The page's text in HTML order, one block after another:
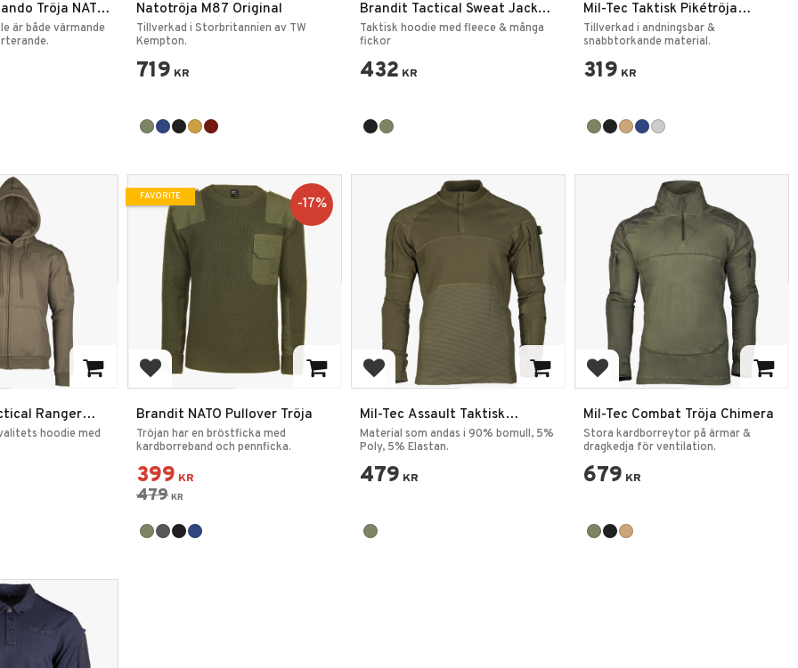
Tröja NATO
är både värmande
Natotröja M87 Original
Tillverkad i Storbritannien av TW
Kempton.
719 KR
Brandit Tactical Sweat Jacket
Fleecefodrad med hoodie
Taktisk hoodie med fleece & många
fickor
432 KR
Mil-Tec Taktisk Pikétröja
Quickdry
Tillverkad i andningsbar &
snabbtorkande material.
319 KR
Ranger
hoodie med
Add to favorites
Brandit NATO Pullover Tröja
Tröjan har en bröstficka med
kardborreband och pennficka.
399 KR
479 KR
17%
FAVORITE
Add to favorites
Mil-Tec Assault Taktisk
Fälttröja
Material som andas i 90% bomull, 5%
Poly, 5% Elastan.
479 KR
Add to favorites
Mil-Tec Combat Tröja Chimera
Stora kardborreytor på ärmar &
dragkedja för ventilation.
679 KR